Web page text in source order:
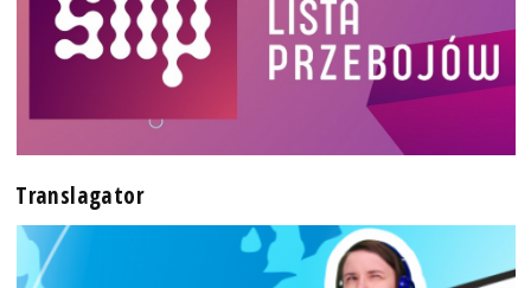
Translagator